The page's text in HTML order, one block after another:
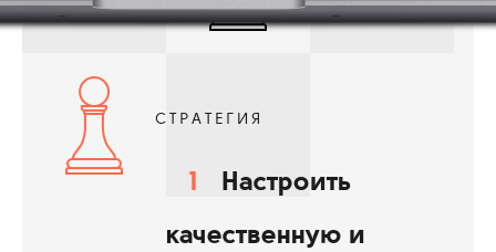
СТРАТЕГИЯ
Настроить
качественную и